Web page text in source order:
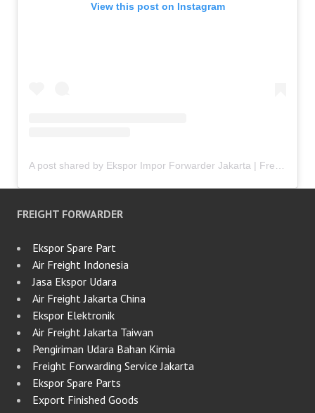
View this post on Instagram
FREIGHT FORWARDER
Ekspor Spare Part
Air Freight Indonesia
Jasa Ekspor Udara
Air Freight Jakarta China
Ekspor Elektronik
Air Freight Jakarta Taiwan
Pengiriman Udara Bahan Kimia
Freight Forwarding Service Jakarta
Ekspor Spare Parts
Export Finished Goods